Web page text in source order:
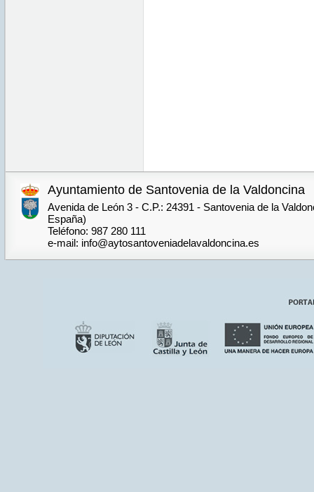
Ayuntamiento de Santovenia de la Valdoncina
Avenida de León 3 - C.P.: 24391 - Santovenia de la
España)
Teléfono: 987 280 111
e-mail: info@aytosantoveniadelavaldoncina.es